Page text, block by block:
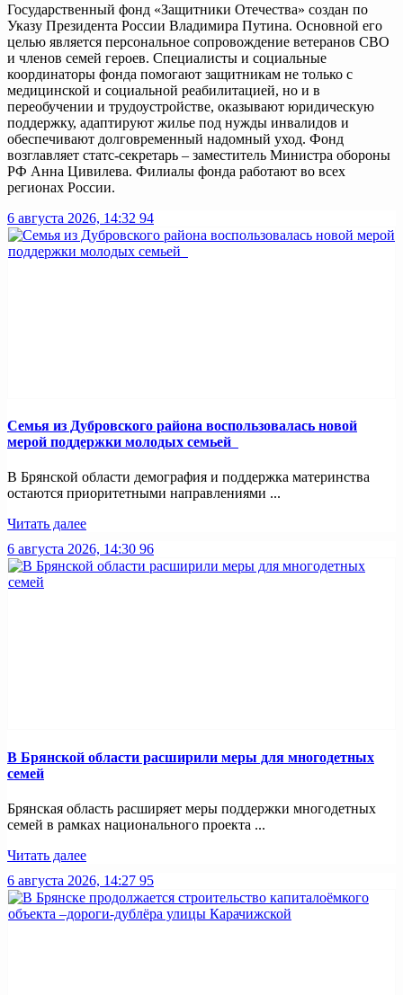
Государственный фонд «Защитники Отечества» создан по
Указу Президента России Владимира Путина. Основной его
целью является персональное сопровождение ветеранов СВО
и членов семей героев. Специалисты и социальные
координаторы фонда помогают защитникам не только с
медицинской и социальной реабилитацией, но и в
переобучении и трудоустройстве, оказывают юридическую
поддержку, адаптируют жилье под нужды инвалидов и
обеспечивают долговременный надомный уход. Фонд
возглавляет статс-секретарь – заместитель Министра обороны
РФ Анна Цивилева. Филиалы фонда работают во всех
регионах России.
6 августа 2026, 14:32 94
Семья из Дубровского района воспользовалась новой
мерой поддержки молодых семьей
В Брянской области демография и поддержка материнства
остаются приоритетными направлениями ...
Читать далее
6 августа 2026, 14:30 96
В Брянской области расширили меры для многодетных
семей
Брянская область расширяет меры поддержки многодетных
семей в рамках национального проекта ...
Читать далее
6 августа 2026, 14:27 95